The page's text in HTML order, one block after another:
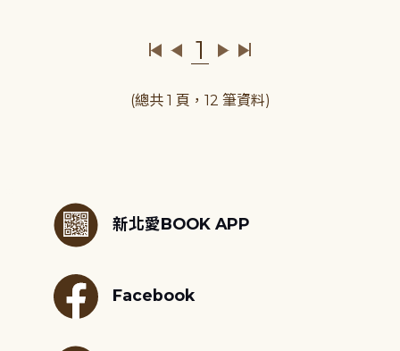
1
(總共 1 頁，12 筆資料)
新北愛BOOK APP
Facebook